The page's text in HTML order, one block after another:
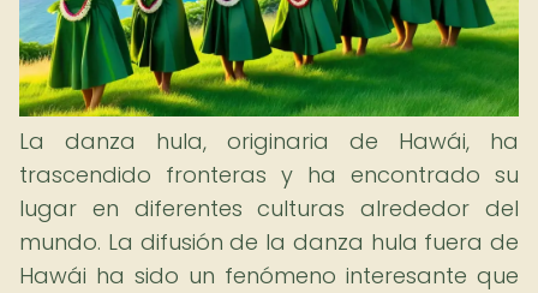
La danza hula, originaria de Hawái, ha
trascendido fronteras y ha encontrado su
lugar en diferentes culturas alrededor del
mundo. La difusión de la danza hula fuera de
Hawái ha sido un fenómeno interesante que